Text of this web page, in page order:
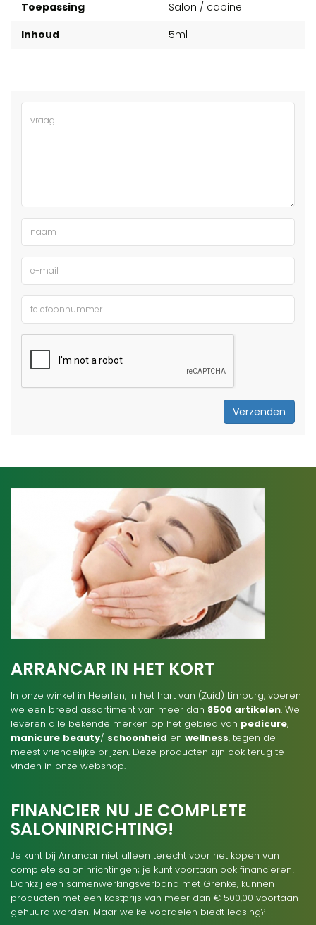
Toepassing
Salon / cabine
Inhoud
5ml
Verzenden
ARRANCAR IN HET KORT
In onze winkel in Heerlen, in het hart van (Zuid) Limburg, voeren
we een breed assortiment van meer dan 8500 artikelen. We
leveren alle bekende merken op het gebied van pedicure,
manicure beauty/ schoonheid en wellness, tegen de
meest vriendelijke prijzen. Deze producten zijn ook terug te
vinden in onze webshop.
FINANCIER NU JE COMPLETE
SALONINRICHTING!
Je kunt bij Arrancar niet alleen terecht voor het kopen van
complete saloninrichtingen; je kunt voortaan ook financieren!
Dankzij een samenwerkingsverband met Grenke, kunnen
producten met een kostprijs van meer dan € 500,00 voortaan
gehuurd worden. Maar welke voordelen biedt leasing?